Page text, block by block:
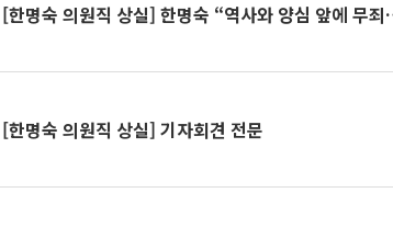
[한명숙 의원직 상실] 한명숙 “역사와 양심 앞에 무
[한명숙 의원직 상실] 기자회견 전문